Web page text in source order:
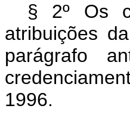
§ 2º Os
atribuições
parágrafo
1996.